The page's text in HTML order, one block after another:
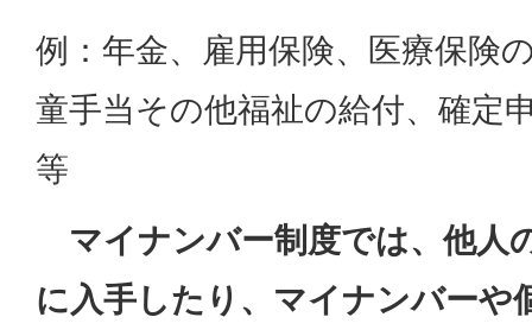
例：年金、雇用保険、医療保険
童手当その他福祉の給付、確定
等
マイナンバー制度では、他人
に入手したり、マイナンバーや